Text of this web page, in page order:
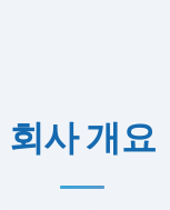
회사 개요